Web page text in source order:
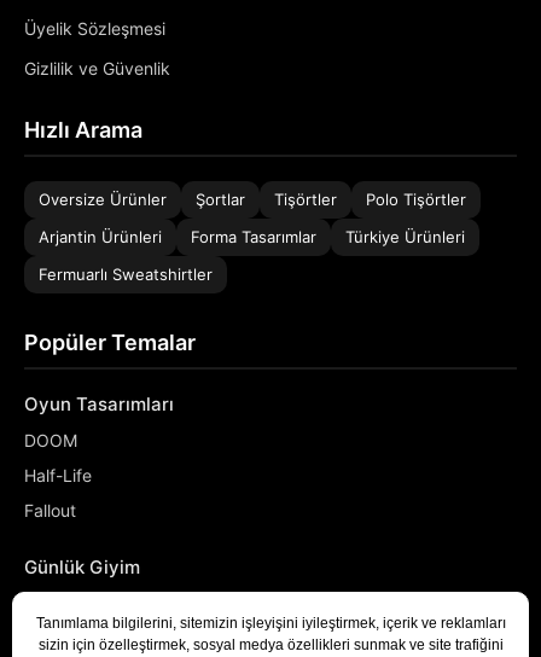
Üyelik Sözleşmesi
Gizlilik ve Güvenlik
Hızlı Arama
Oversize Ürünler Şortlar Tişörtler
Polo Tişörtler
Arjantin Ürünleri
Forma Tasarımlar
Türkiye Ürünleri
Fermuarlı Sweatshirtler
Popüler Temalar
Oyun Tasarımları
DOOM
Half-Life
Fallout
Günlük Giyim
Denizci